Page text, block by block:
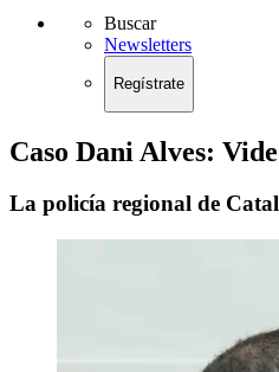
Buscar
Newsletters
Regístrate
Caso Dani Alves:
La policía regional de